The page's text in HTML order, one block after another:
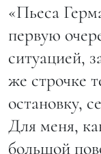
«Пьеса
первую
ситуацией,
же строчке
остановку,
Для меня,
большой